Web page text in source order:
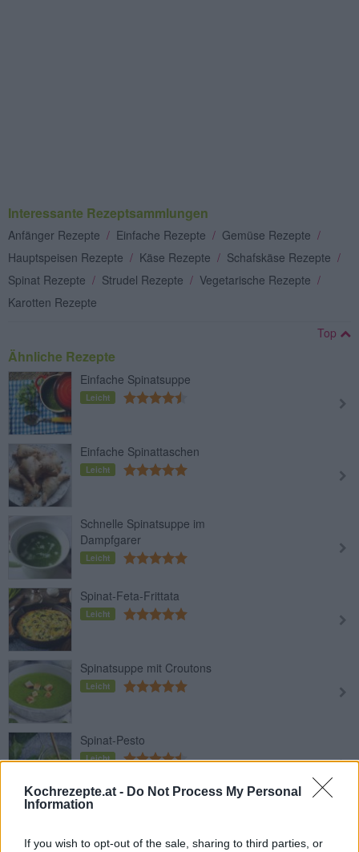
Kochrezepte.at - Do Not Process My Personal
Information
If you wish to opt-out of the sale, sharing to third parties, or
Interessante Rezeptsammlungen
Anfänger Rezepte / Einfache Rezepte / Gemüse Rezepte /
Hauptspeisen Rezepte / Käse Rezepte / Schafskäse Rezepte /
Spinat Rezepte / Strudel Rezepte / Vegetarische Rezepte /
Karotten Rezepte
Top
Ähnliche Rezepte
Einfache Spinatsuppe
Leicht
Einfache Spinattaschen
Leicht
Schnelle Spinatsuppe im
Dampfgarer
Leicht
Spinat-Feta-Frittata
Leicht
Spinatsuppe mit Croutons
Leicht
Spinat-Pesto
Leicht
Rahmspinat-Lasagne